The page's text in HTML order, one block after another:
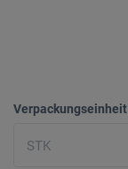
Verpackungseinheit